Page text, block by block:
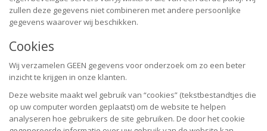
zullen deze gegevens niet combineren met andere persoonlijke
gegevens waarover wij beschikken.
Cookies
Wij verzamelen GEEN gegevens voor onderzoek om zo een beter
inzicht te krijgen in onze klanten.
Deze website maakt wel gebruik van “cookies” (tekstbestandtjes die
op uw computer worden geplaatst) om de website te helpen
analyseren hoe gebruikers de site gebruiken. De door het cookie